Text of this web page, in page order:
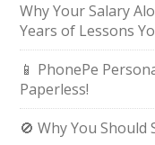
Why Your Salary
Years of Lessons
📱 PhonePe
Paperless!
🚫 Why You